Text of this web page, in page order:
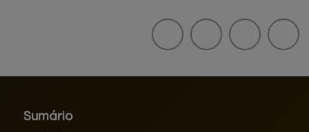
Sumário